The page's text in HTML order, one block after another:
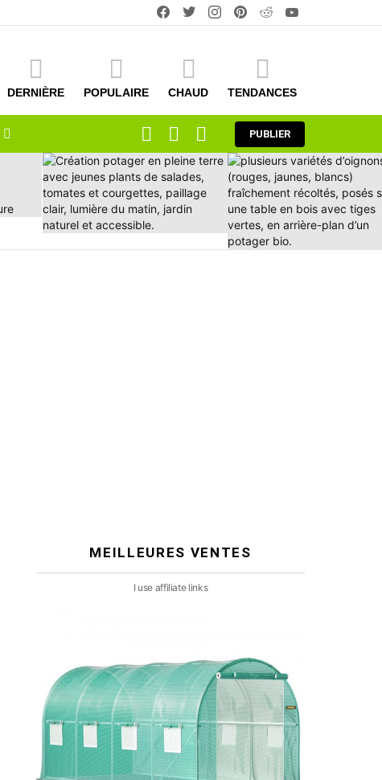
facebooktwitterinstagrampinterest
DERNIÈRE POPULAIRE CHAUD TENDANCES
COMMUTATEUR
LA
PEAU
RECHERCHECONNEXION
PUBLIER
MEILLEURES VENTES
I use affiliate links